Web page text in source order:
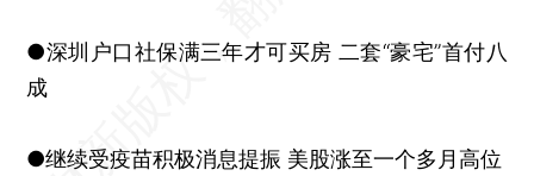
●深圳户口社保满三年才可买房 二套“豪宅”首付八
成
●继续受疫苗积极消息提振 美股涨至一个多月高位